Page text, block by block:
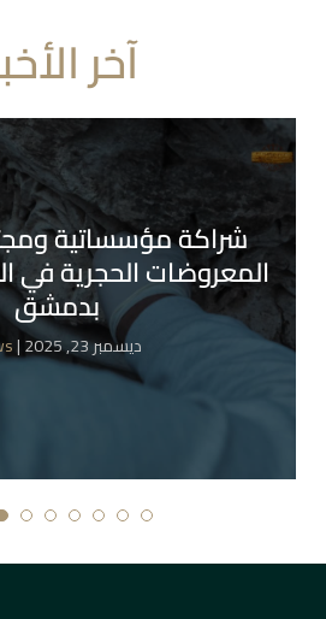
آخر
شراكة مؤسساتية
المعروضات الحجرية في
بدمشق
| ديسمبر 23, 2025